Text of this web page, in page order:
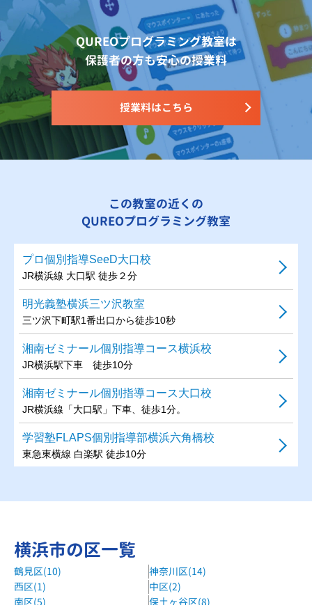
QUREOプログラミング教室は
保護者の方も安心の授業料
授業料はこちら
この教室の近くの
QUREOプログラミング教室
プロ個別指導SeeD大口校
JR横浜線 大口駅 徒歩２分
明光義塾横浜三ツ沢教室
三ツ沢下町駅1番出口から徒歩10秒
湘南ゼミナール個別指導コース横浜校
JR横浜駅下車 徒歩10分
湘南ゼミナール個別指導コース大口校
JR横浜線「大口駅」下車、徒歩1分。
学習塾FLAPS個別指導部横浜六角橋校
東急東横線 白楽駅 徒歩10分
東海道本線、根岸線、東横線、みなとみらい線、京浜東北
湘南ゼミナール三ツ沢校
横浜市営地下鉄線「三ツ沢下町駅」徒歩５分。１番出口を左
へ。
横浜市の区一覧
鶴見区(10)
神奈川区(14)
西区(1)
中区(2)
南区(5)
保土ヶ谷区(8)